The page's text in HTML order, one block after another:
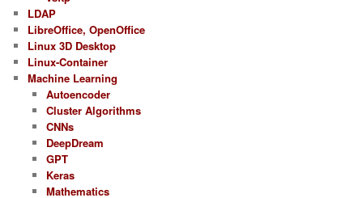
LDAP
LibreOffice, OpenOffice
Linux 3D Desktop
Linux-Container
Machine Learning
Autoencoder
Cluster Algorithms
CNNs
DeepDream
GPT
Keras
Mathematics